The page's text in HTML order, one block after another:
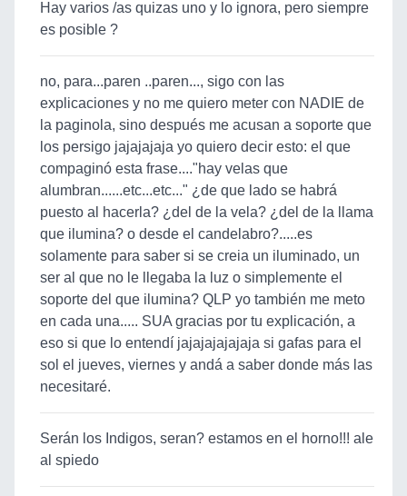
Hay varios /as quizas uno y lo ignora, pero siempre
es posible ?
no, para...paren ..paren..., sigo con las
explicaciones y no me quiero meter con NADIE de
la paginola, sino después me acusan a soporte que
los persigo jajajajaja yo quiero decir esto: el que
compaginó esta frase...."hay velas que
alumbran......etc...etc..." ¿de que lado se habrá
puesto al hacerla? ¿del de la vela? ¿del de la llama
que ilumina? o desde el candelabro?.....es
solamente para saber si se creia un iluminado, un
ser al que no le llegaba la luz o simplemente el
soporte del que ilumina? QLP yo también me meto
en cada una..... SUA gracias por tu explicación, a
eso si que lo entendí jajajajajajaja si gafas para el
sol el jueves, viernes y andá a saber donde más las
necesitaré.
Serán los Indigos, seran? estamos en el horno!!! ale
al spiedo